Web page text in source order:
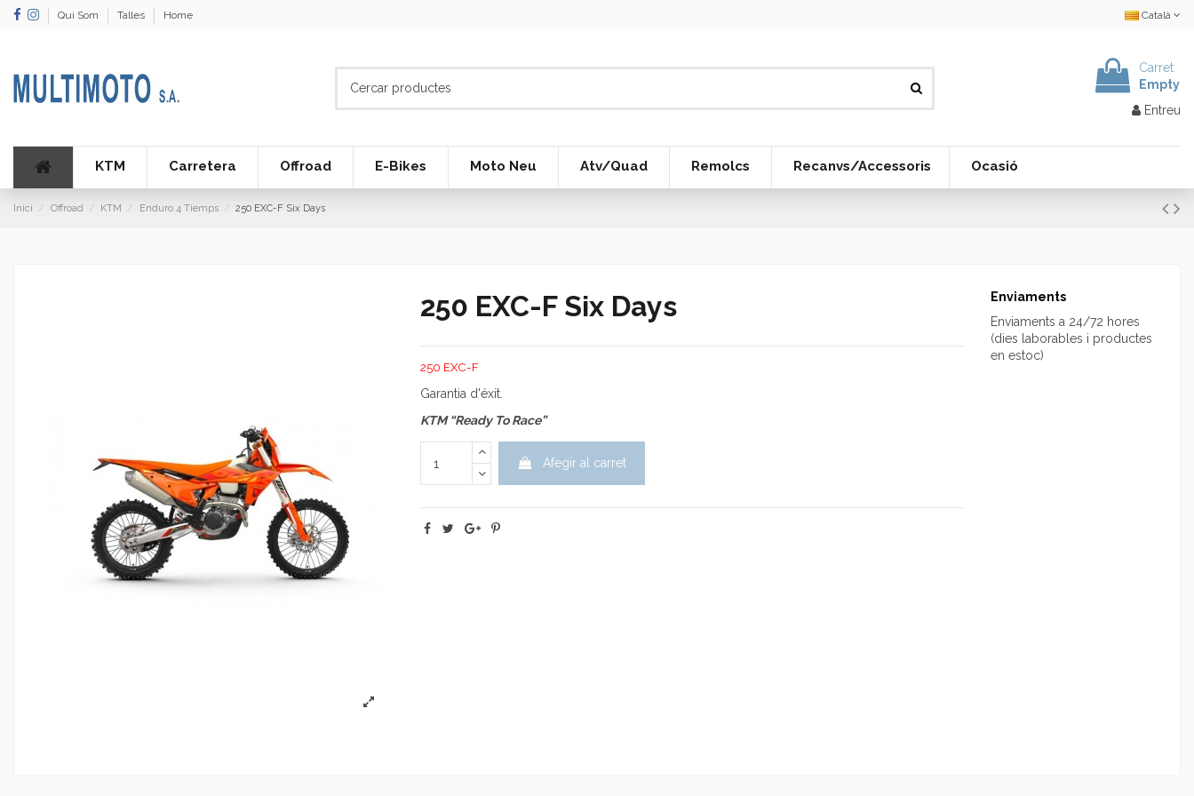
Qui Som Talles Home Català
Carret
Empty
Entreu
KTM Carretera Offroad E-Bikes Moto Neu Atv/Quad Remolcs Recanvs/Accessoris Ocasió
Inici Offroad KTM Enduro 4 Tiemps 250 EXC-F Six Days
250 EXC-F Six Days
250 EXC-F
Garantia d'éxit.
KTM “Ready To Race”
Afegir al carret
Enviaments
Enviaments a 24/72 hores
(dies laborables i productes
en estoc)